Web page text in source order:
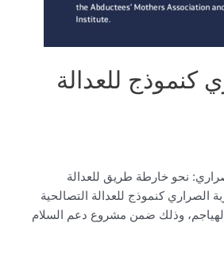
كنموذج للعدالة
نحو خارطة طريق للعدالة
الصراري كنموذج للعدالة التصالحية
الهياجم، وذلك ضمن مشروع دعم السلام